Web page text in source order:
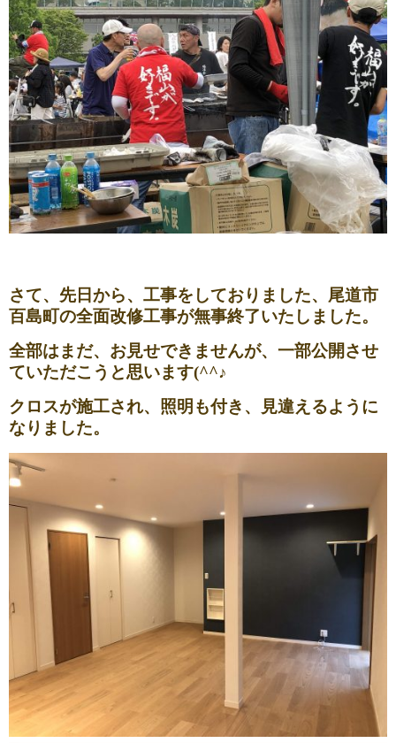
さて、先日から、工事をしておりました、尾道市
百島町の全面改修工事が無事終了いたしました。
全部はまだ、お見せできませんが、一部公開させ
ていただこうと思います(^^♪
クロスが施工され、照明も付き、見違えるように
なりました。